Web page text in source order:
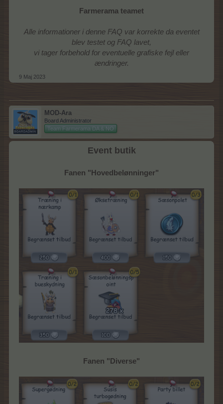
Farmerama teamet
Alle informationer i denne FAQ var korrekte da eventet
blev testet og FAQ lavet,
vi tager forbehold for eventuelle grafiske fejl eller
ændringer.
9 Maj 2023
MOD-Ara
Board Administrator
Team Farmerama DA & NO
Event butik
Fanen "Hovedbelønninger"
Fanen "Diverse"